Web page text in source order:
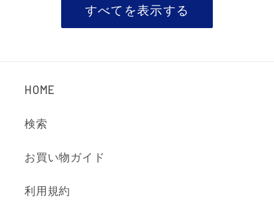
すべてを表示する
HOME
検索
お買い物ガイド
利用規約